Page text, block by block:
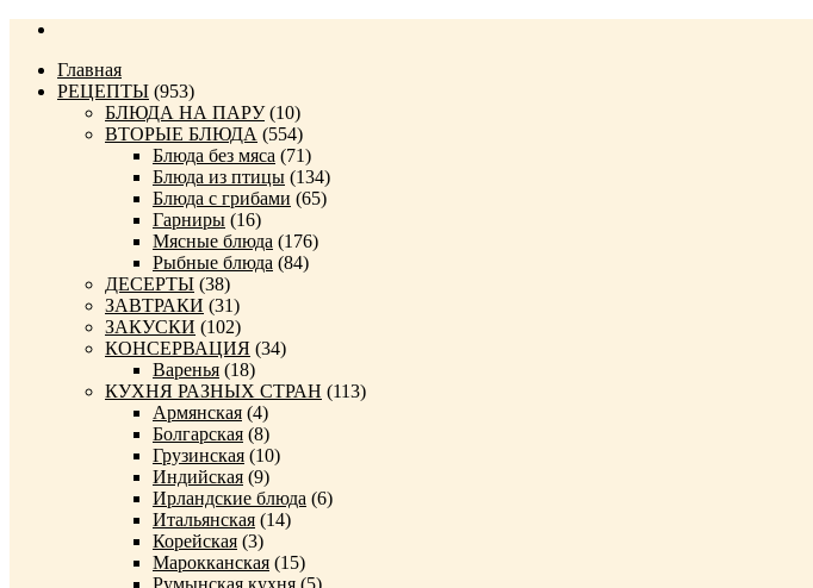
Главная
РЕЦЕПТЫ (953)
БЛЮДА НА ПАРУ(10)
ВТОРЫЕ БЛЮДА (554)
Блюда без мяса (71)
Блюда из птицы (134)
Блюда с грибами (65)
Гарниры (16)
Мясные блюда (176)
Рыбные блюда (84)
ДЕСЕРТЫ (38)
ЗАВТРАКИ (31)
ЗАКУСКИ (102)
КОНСЕРВАЦИЯ (34)
Варенья (18)
КУХНЯ РАЗНЫХ СТРАН (113)
Армянская (4)
Болгарская (8)
Грузинская (10)
Индийская (9)
Ирландские блюда (6)
Итальянская (14)
Корейская (3)
Марокканская (15)
Румынская кухня (5)